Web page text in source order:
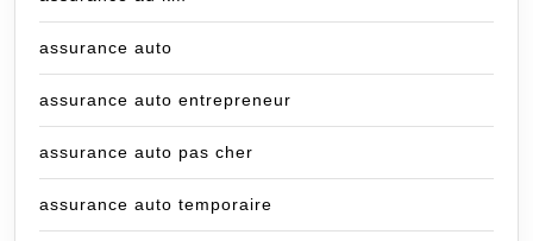
assurance auto
assurance auto entrepreneur
assurance auto pas cher
assurance auto temporaire